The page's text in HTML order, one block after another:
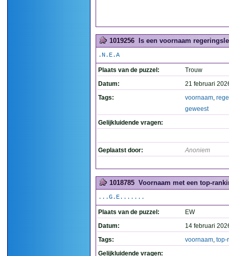
1019256 Is een voornaam
.N.E.A
Plaats van de puzzel:
Trouw
Datum:
21 februari
Tags:
voornaam,
geweest
Gelijkluidende vragen:
Geplaatst door: Anoniem
1018785 Voornaam met een top-
...G.E.......
Plaats van de puzzel:
EW
Datum:
14 februari
Tags:
voornaam, top-
Gelijkluidende vragen: